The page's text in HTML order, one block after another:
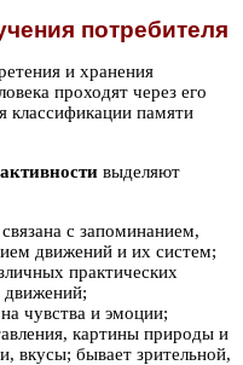
потребителя
и хранения
проходят через его
классификации памяти
выделяют
с запоминанием,
движений и их систем;
практических
движений;
чувства и эмоции;
картины природы и
вкусы; бывает зрительной,